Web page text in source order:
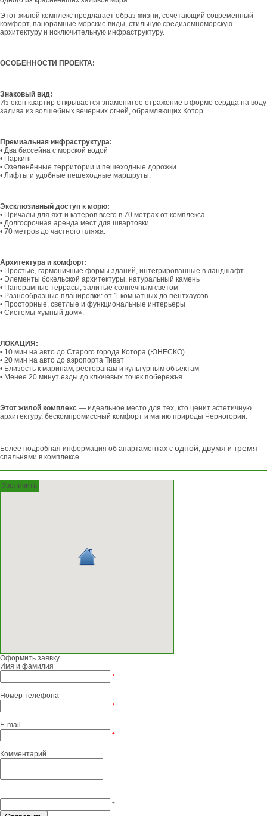
Этот жилой комплекс предлагает образ жизни, сочетающий современный
комфорт, панорамные морские виды, стильную средиземноморскую
архитектуру и исключительную инфраструктуру.
ОСОБЕННОСТИ ПРОЕКТА:
Знаковый вид:
Из окон квартир открывается знаменитое отражение в форме сердца на воду
залива из волшебных вечерних огней, обрамляющих Котор.
Премиальная инфраструктура:
• Два бассейна с морской водой
• Паркинг
• Озеленённые территории и пешеходные дорожки
• Лифты и удобные пешеходные маршруты.
Эксклюзивный доступ к морю:
• Причалы для яхт и катеров всего в 70 метрах от комплекса
• Долгосрочная аренда мест для швартовки
• 70 метров до частного пляжа.
Архитектура и комфорт:
• Простые, гармоничные формы зданий, интегрированные в ландшафт
• Элементы бокельской архитектуры, натуральный камень
• Панорамные террасы, залитые солнечным светом
• Разнообразные планировки: от 1-комнатных до пентхаусов
• Просторные, светлые и функциональные интерьеры
• Системы «умный дом».
ЛОКАЦИЯ:
• 10 мин на авто до Старого города Котора (ЮНЕСКО)
• 20 мин на авто до аэропорта Тиват
• Близость к маринам, ресторанам и культурным объектам
• Менее 20 минут езды до ключевых точек побережья.
Этот жилой комплекс — идеальное место для тех, кто ценит эстетичную
архитектуру, бескомпромиссный комфорт и магию природы Черногории.
Более подробная информация об апартаментах с одной двумя и тремя
спальнями в комплексе.
Увеличить
Оформить заявку
Имя и фамилия
*
Номер телефона
*
E-mail
*
Комментарий
*